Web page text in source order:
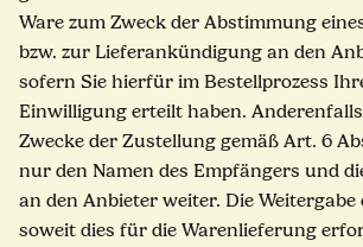
Ware zum Zweck der Abstimmung
bzw. zur Lieferankündigung an den
sofern Sie hierfür im Bestellprozess
Einwilligung erteilt haben.
Zwecke der Zustellung gemäß Art. 6
nur den Namen des Empfängers und
an den Anbieter weiter. Die
soweit dies für die Warenlieferung